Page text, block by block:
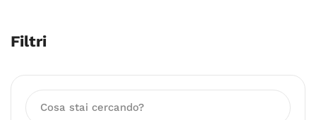
Filtri